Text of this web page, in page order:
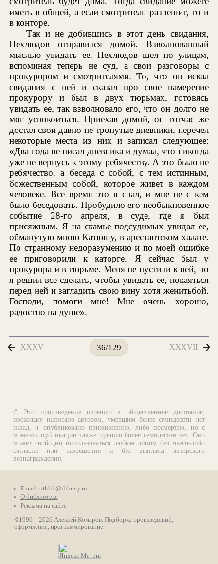
иметь в общей, а если смотритель разрешит, то и
в конторе.
Так и не добившись в этот день свидания,
Нехлюдов отправился домой. Взволнованный
мыслью увидать ее, Нехлюдов шел по улицам,
вспоминая теперь не суд, а свои разговоры с
прокурором и смотрителями. То, что он искал
свидания с ней и сказал про свое намерение
прокурору и был в двух тюрьмах, готовясь
увидать ее, так взволновало его, что он долго не
мог успокоиться. Приехав домой, он тотчас же
достал свои давно не тронутые дневники, перечел
некоторые места из них и записал следующее:
«Два года не писал дневника и думал, что никогда
уже не вернусь к этому ребячеству. А это было не
ребячество, а беседа с собой, с тем истинным,
божественным собой, которое живет в каждом
человеке. Все время это я спал, и мне не с кем
было беседовать. Пробудило его необыкновенное
событие 28-го апреля, в суде, где я был
присяжным. Я на скамье подсудимых увидал ее,
обманутую мною Катюшу, в арестантском халате.
По странному недоразумению и по моей ошибке
ее приговорили к каторге. Я сейчас был у
прокурора и в тюрьме. Меня не пустили к ней, но
я решил все сделать, чтобы увидать ее, покаяться
перед ней и загладить свою вину хотя женитьбой.
Господи, помоги мне! Мне очень хорошо,
радостно на душе».
XXXV 36/129 XXXVII
© Это произведение перешло в общественное достояние,
поскольку написано автором, умершим более семидесяти лет
назад, и опубликовано прижизненно, либо посмертно, но с
момента публикации также прошло более семидесяти лет. Оно
может свободно использоваться любым лицом без чьего-либо
согласия или разрешения и без выплаты авторского
вознаграждения.
Email: otklik@ilibrary.ru
О библиотеке
Реклама на сайте
©1996—2026 Алексей Комаров. Подборка произведений,
оформление, программирование.